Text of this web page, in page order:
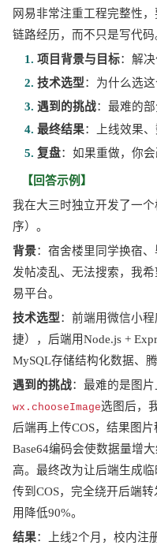
网易非常注重工程完整性
链路经历，而不只是写代码
1. 项目背景与目标：解
2. 技术选型：为什么选
3. 遇到的挑战：最难的
4. 最终结果：上线效果、
5. 复盘：如果重做，你会
【回答示例】
我在大三时独立开发了一
序）。
背景：宿舍楼里同学换宿
发帖凌乱、无法搜索，我
易平台。
技术选型：前端用微信小
捷），后端用Node.js +
MySQL存储结构化数据、
遇到的挑战：最难的是图
wx.chooseImage选图后，
后端再上传COS，结果图
Base64编码会使数据量增
高。最终改为让后端生成
传到COS，完全绕开后端
用降低90%。
结果：上线2个月，校内注